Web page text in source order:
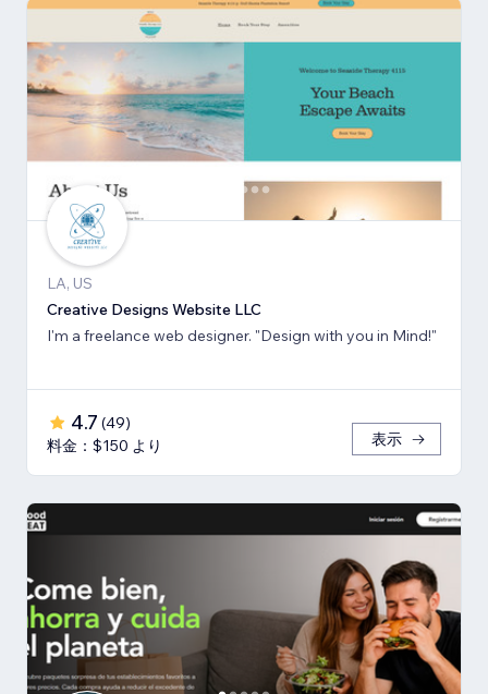
LA, US
Creative Designs Website LLC
I'm a freelance web designer. "Design with you in Mind!"
4.7 (49)
料金：$150 より
表示